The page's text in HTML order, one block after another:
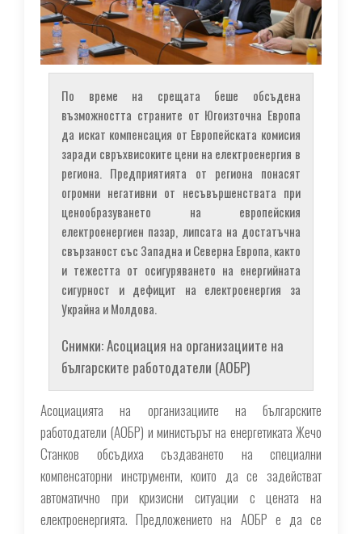
По време на срещата беше обсъдена
възможността страните от Югоизточна Европа
да искат компенсация от Европейската комисия
заради свръхвисоките цени на електроенергия в
региона. Предприятията от региона понасят
огромни негативни от несъвършенствата при
ценообразуването на европейския
електроенергиен пазар, липсата на достатъчна
свързаност със Западна и Северна Европа, както
и тежестта от осигуряването на енергийната
сигурност и дефицит на електроенергия за
Украйна и Молдова.
Снимки: Асоциация на организациите на
българските работодатели (АОБР)
Асоциацията на организациите на българските
работодатели (АОБР) и министърът на енергетиката Жечо
Станков обсъдиха създаването на специални
компенсаторни инструменти, които да се задействат
автоматично при кризисни ситуации с цената на
електроенергията. Предложението на АОБР е да се